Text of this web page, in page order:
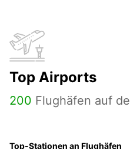
Top Airports
200 Flughäfen auf
Top-Stationen an Flughäfen